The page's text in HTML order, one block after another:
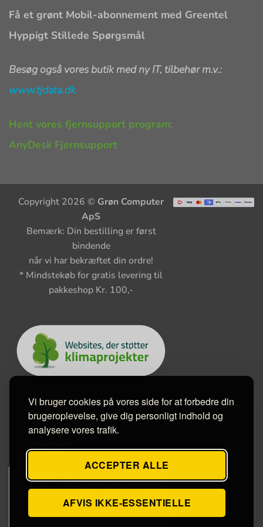
Vi bruger cookies på vores side for at forbedre din
brugeroplevelse, give dig personligt indhold og
analysere vores trafik.
ACCEPTER ALLE
AFVIS IKKE-ESSENTIELLE
Få et grønt Mobil-abonnement med Greentel
Hyppigt Stillede Spørgsmål
Besøg også vores butik med ny IT, tilbehør m.v.:
www.tjdata.dk
Hent vores fjernsupport program:
AnyDesk Fjernsupport
Copyright 2026 © Grøn Computer
ApS
Bemærk: Din bestilling er først
bindende
når vi har bekræftet din ordre!
* Mindstekøb for gratis levering til
pakkeshop Kr. 100,-